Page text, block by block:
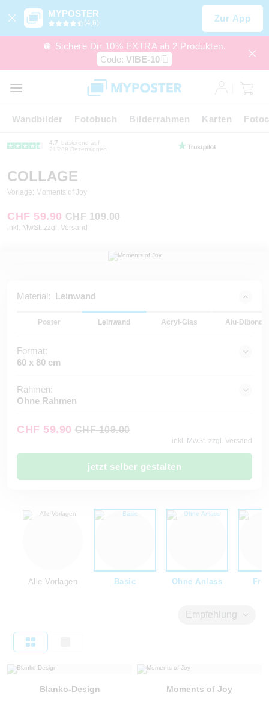
MYPOSTER
(4,6) Zur App
🪩 Sichere Dir 10% EXTRA ab 2 Produkten.
Code: VIBE-10
Wandbilder Fotobuch Bilderrahmen Karten
4.7
basierend auf
21’289 Rezensionen
COLLAGE
Vorlage: Moments of Joy
CHF 59.90 CHF 109.00
inkl. MwSt. zzgl. Versand
Material: Leinwand
Poster Leinwand Acryl-Glas Alu-Dibond
Format:
60 x 80 cm
Rahmen:
Ohne Rahmen
CHF 59.90 CHF 109.00
inkl. MwSt. zzgl. Versand
jetzt selber gestalten
Alle Vorlagen Basic Ohne Anlass
Empfehlung
Blanko-Design Moments of Joy